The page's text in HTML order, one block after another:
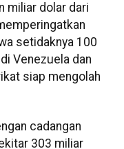
miliar dolar dari
setidaknya 100
Venezuela dan
siap mengolah
cadangan
303 miliar